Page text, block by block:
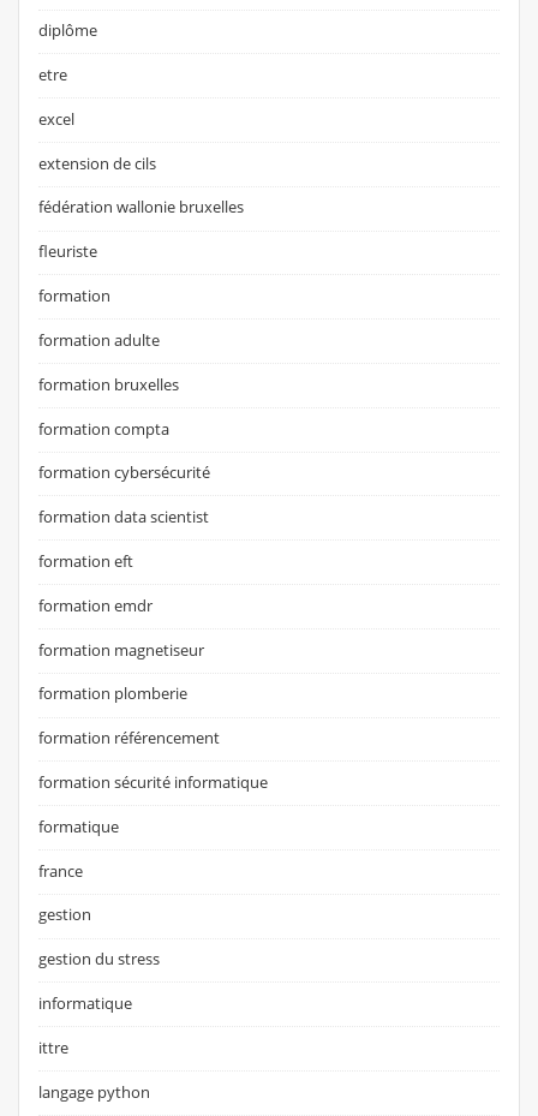
diplôme
etre
excel
extension de cils
fédération wallonie bruxelles
fleuriste
formation
formation adulte
formation bruxelles
formation compta
formation cybersécurité
formation data scientist
formation eft
formation emdr
formation magnetiseur
formation plomberie
formation référencement
formation sécurité informatique
formatique
france
gestion
gestion du stress
informatique
ittre
langage python